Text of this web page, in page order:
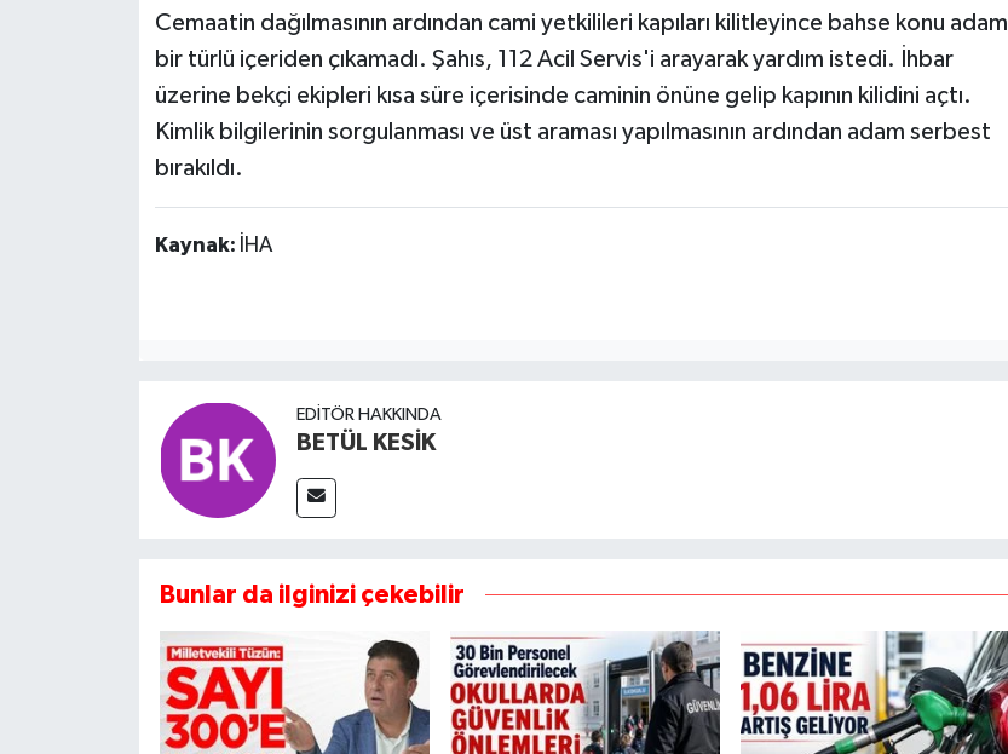
Cemaatin dağılmasının ardından cami yetkilileri kapıları kilitleyince bahse konu adam
bir türlü içeriden çıkamadı. Şahıs, 112 Acil Servis'i arayarak yardım istedi. İhbar
üzerine bekçi ekipleri kısa süre içerisinde caminin önüne gelip kapının kilidini açtı.
Kimlik bilgilerinin sorgulanması ve üst araması yapılmasının ardından adam serbest
bırakıldı.
Kaynak: İHA
EDITÖR HAKKINDA
BETÜL KESİK
Bunlar da ilginizi çekebilir